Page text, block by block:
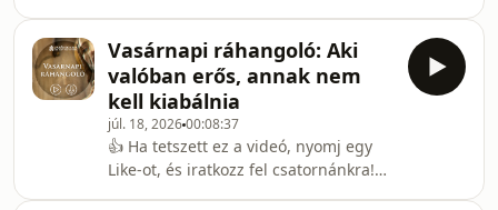
megbocsátani és a történelmi sebek
gyógyulásáért imádkozni?A Zarándok
Podcast új adásában Bacsmai László
mohácsi esperes-plébánossal és dr.
Bajnóczi Pállal, a hívek képviselőjével
beszélgettünk a Mohács 500
kezdeményezésről, amely
Vasárnapi ráhangoló: Aki
valóban erős, annak nem
kell kiabálnia
júl. 18, 202600:08:37
👍 Ha tetszett ez a videó, nyomj egy
Like-ot, és iratkozz fel csatornánkra!🔔